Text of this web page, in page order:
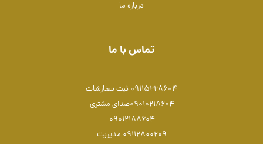
درباره ما
تماس با ما
09115228604 ثبت سفارشات
۰۹۰۱۰۲۱۸۶۰۴صدای مشتری
۰۹۰۱۲۱۸۸۶۰۴
۰۹۱۱۲۸۰۰۲۰۹ مدیریت